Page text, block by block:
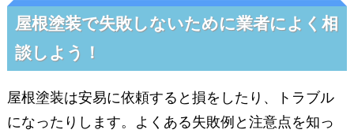
屋根塗装で失敗しないために業者によく相
談しよう！
屋根塗装は安易に依頼すると損をしたり、トラブル
になったりします。よくある失敗例と注意点を知っ